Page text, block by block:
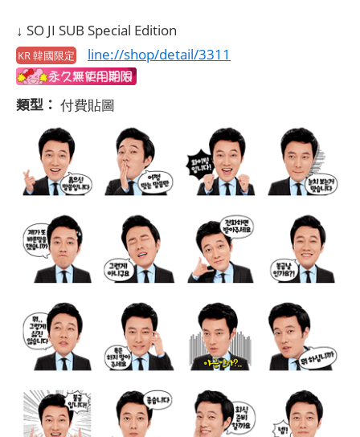
↓ SO JI SUB Special Edition
KR 韓國限定 line://shop/detail/3311
類型： 付費貼圖